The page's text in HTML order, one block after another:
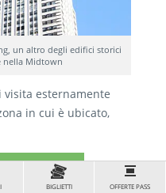
un altro degli edifici storici
nella Midtown
visita esternamente
in cui è ubicato,
BIGLIETTI OFFERTE PASS